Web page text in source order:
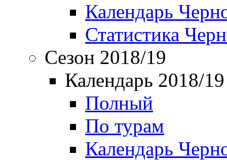
Календарь
Статистика
Сезон 2018/19
Календарь 2018/19
Полный
По турам
Календарь